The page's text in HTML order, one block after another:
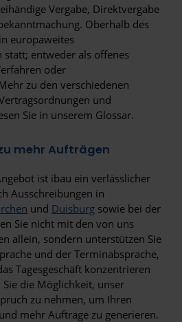
Vergabe, Direktvergabe
Oberhalb des
europaweites
entweder als offenes
oder
zu den verschiedenen
und
Sie in unserem Glossar.
mehr Aufträgen
ist ibau ein verlässlicher
Ausschreibungen in
und Duisburg sowie bei der
Sie nicht mit den von uns
allein, sondern unterstützen Sie
und der Terminabsprache,
Tagesgeschäft konzentrieren
die Möglichkeit, unser
zu nehmen, um Ihren
mehr Aufträge zu generieren.